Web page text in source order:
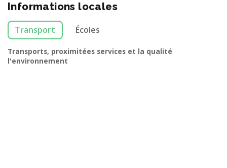
Informations locales
Transport Écoles
Transports, proximitées services et la qualité
l'environnement